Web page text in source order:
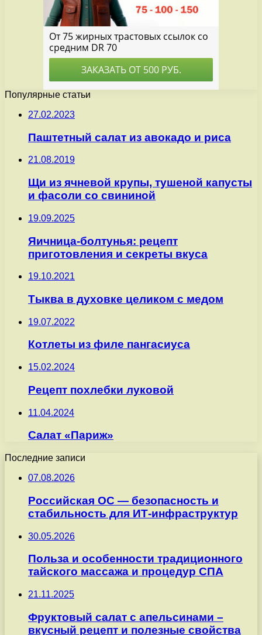
Популярные статьи
27.02.2023
Паштетный салат из авокадо и риса
21.08.2019
Щи из ячневой крупы, тушеной капусты
и фасоли со свининой
19.09.2025
Яичница-болтунья: рецепт
приготовления и секреты вкуса
19.10.2021
Тыква в духовке целиком с медом
19.07.2022
Котлеты из филе пангасиуса
15.02.2024
Рецепт похлебки луковой
11.04.2024
Салат «Париж»
Последние записи
07.08.2026
Российская ОС — безопасность и
стабильность для ИТ-инфраструктур
30.05.2026
Польза и особенности традиционного
тайского массажа и процедур СПА
21.11.2025
Фруктовый салат с апельсинами –
вкусный рецепт и полезные свойства